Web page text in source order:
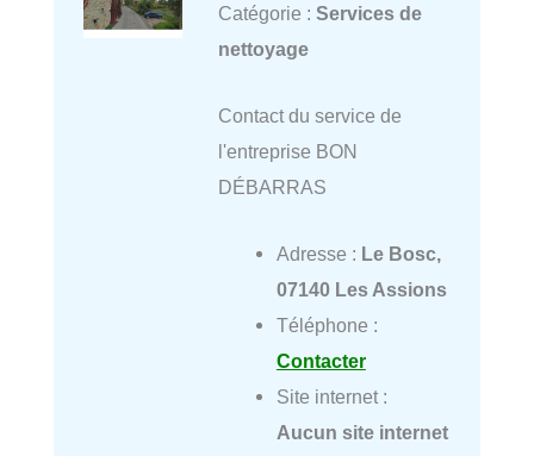
Catégorie : Services de
nettoyage
Contact du service de
l'entreprise BON
DÉBARRAS
Adresse : Le Bosc,
07140 Les Assions
Téléphone :
Contacter
Site internet :
Aucun site internet